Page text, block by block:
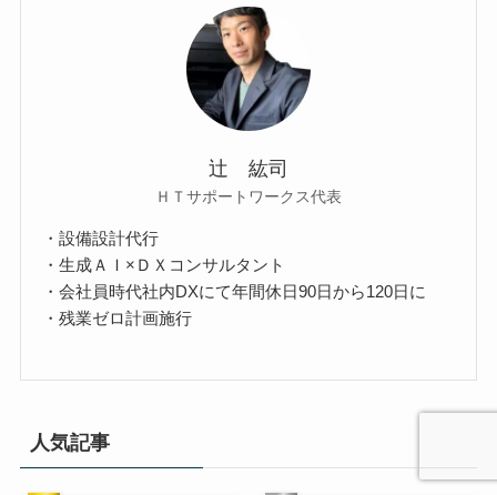
辻 紘司
ＨＴサポートワークス代表
・設備設計代行
・生成ＡＩ×ＤＸコンサルタント
・会社員時代社内DXにて年間休日90日から120日に
・残業ゼロ計画施行
人気記事